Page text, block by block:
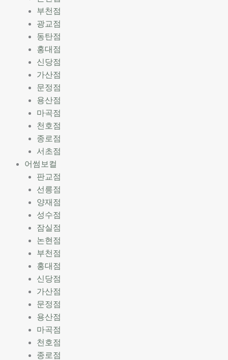
부천점
광교점
동탄점
홍대점
신당점
가산점
문정점
용산점
마곡점
천호점
종로점
서초점
어썸보컬
판교점
선릉점
양재점
성수점
잠실점
논현점
부천점
홍대점
신당점
가산점
문정점
용산점
마곡점
천호점
종로점